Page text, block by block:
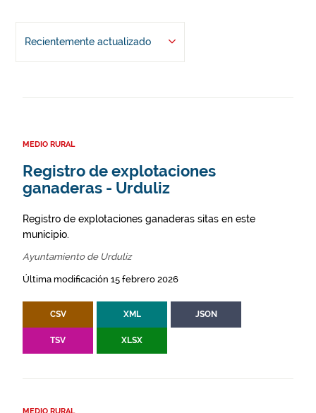
Recientemente actualizado
MEDIO RURAL
Registro de explotaciones
ganaderas - Urduliz
Registro de explotaciones ganaderas sitas en este
municipio.
Ayuntamiento de Urduliz
Última modificación 15 febrero 2026
CSV XML JSON
TSV XLSX